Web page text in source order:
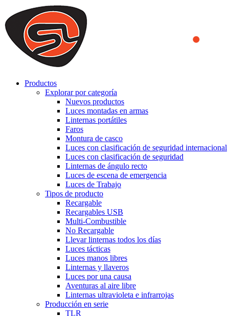
We use cookies to ensure that we provide you the best experience
you a better experience. To learn more or to find out how you can
ACCEPT AND CLOSE
Productos
Explorar por categoría
Nuevos productos
Luces montadas en armas
Linternas portátiles
Faros
Montura de casco
Luces con clasificación de seguridad internacional
Luces con clasificación de seguridad
Linternas de ángulo recto
Luces de escena de emergencia
Luces de Trabajo
Tipos de producto
Recargable
Recargables USB
Multi-Combustible
No Recargable
Llevar linternas todos los días
Luces tácticas
Luces manos libres
Linternas y llaveros
Luces por una causa
Aventuras al aire libre
Linternas ultravioleta e infrarrojas
Producción en serie
TLR